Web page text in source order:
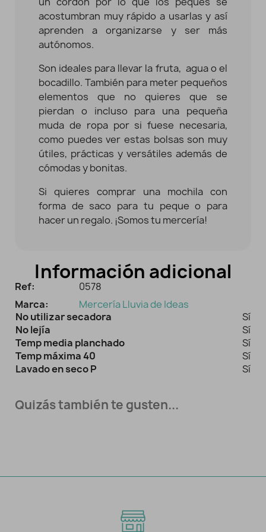
acostumbran muy rápido a usarlas y así
aprenden a organizarse y ser más
autónomos.
Son ideales para llevar la fruta, agua o el
bocadillo. También para meter pequeños
elementos que no quieres que se
pierdan o incluso para una pequeña
muda de ropa por si fuese necesaria,
como puedes ver estas bolsas son muy
útiles, prácticas y versátiles además de
cómodas y bonitas.
Si quieres comprar una mochila con
forma de saco para tu peque o para
hacer un regalo. ¡Somos tu mercería!
Información adicional
Ref:
0578
Marca:
Mercería Lluvia de Ideas
No utilizar secadora
Sí
No lejía
Sí
Temp media planchado
Sí
Temp máxima 40
Sí
Lavado en seco P
Sí
Quizás también te gusten...